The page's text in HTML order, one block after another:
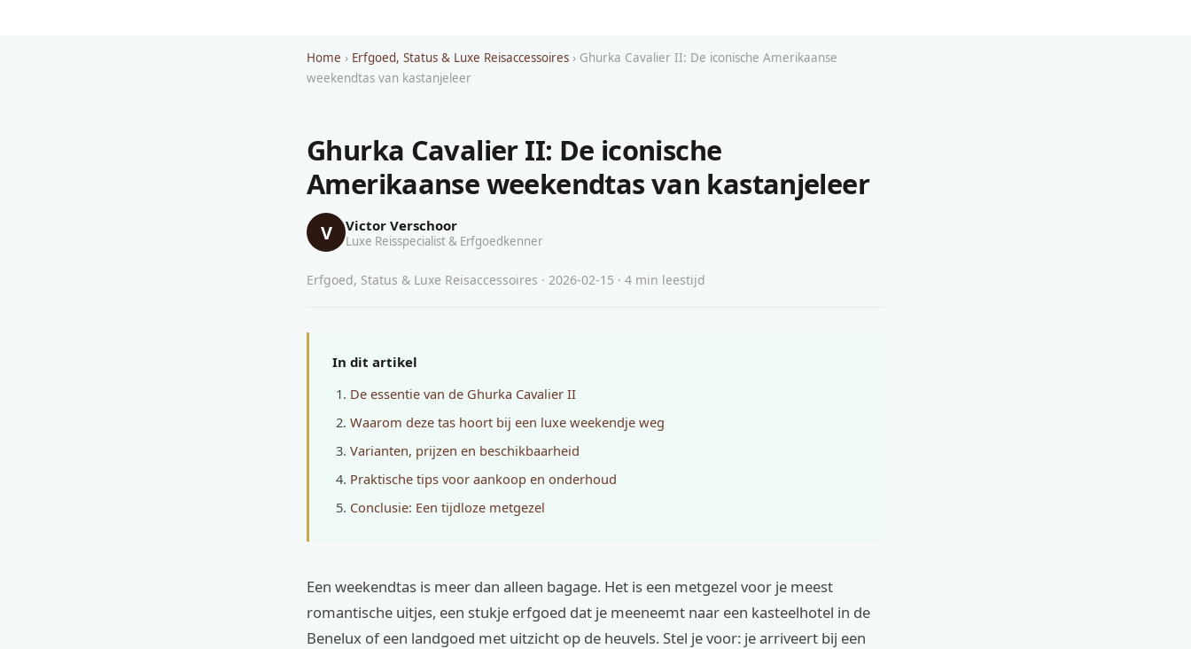
Home › Erfgoed, Status & Luxe Reisaccessoires › Ghurka Cavalier II: De iconische Amerikaanse
weekendtas van kastanjeleer
Ghurka Cavalier II: De iconische
Amerikaanse weekendtas van kastanjeleer
V Victor Verschoor
Luxe Reisspecialist & Erfgoedkenner
Erfgoed, Status & Luxe Reisaccessoires · 2026-02-15 · 4 min leestijd
In dit artikel
De essentie van de Ghurka Cavalier II
Waarom deze tas hoort bij een luxe weekendje weg
Varianten, prijzen en beschikbaarheid
Praktische tips voor aankoop en onderhoud
Conclusie: Een tijdloze metgezel
Een weekendtas is meer dan alleen bagage. Het is een metgezel voor je meest
romantische uitjes, een stukje erfgoed dat je meeneemt naar een kasteelhotel in de
Benelux of een landgoed met uitzicht op de heuvels. Stel je voor: je arriveert bij een